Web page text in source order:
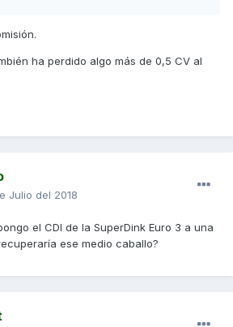
ha perdido algo más de 0,5 CV al
Julio del 2018
el CDI de la SuperDink Euro 3 a una
ese medio caballo?